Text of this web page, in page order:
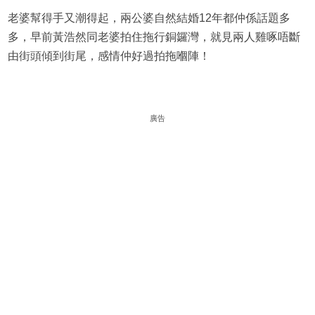
老婆幫得手又潮得起，兩公婆自然結婚12年都仲係話題多
多，早前黃浩然同老婆拍住拖行銅鑼灣，就見兩人雞啄唔斷
由街頭傾到街尾，感情仲好過拍拖嗰陣！
廣告